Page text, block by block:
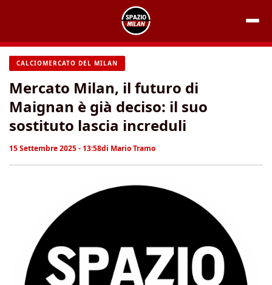
contenuto
CALCIOMERCATO DEL MILAN
Mercato Milan, il futuro di
Maignan è già deciso: il suo
sostituto lascia increduli
15 Settembre 2025 - 13:58di Mario Tramo